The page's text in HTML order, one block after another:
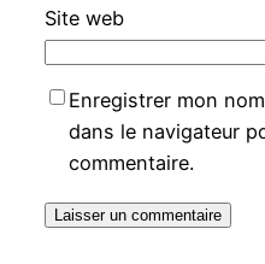
Site web
Enregistrer mon
dans le navigateur
commentaire.